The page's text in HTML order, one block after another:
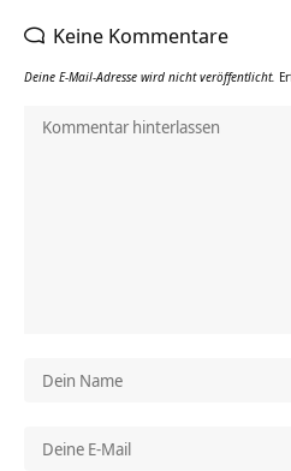
Keine Kommentare
Deine E-Mail-Adresse wird nicht veröffentlicht.